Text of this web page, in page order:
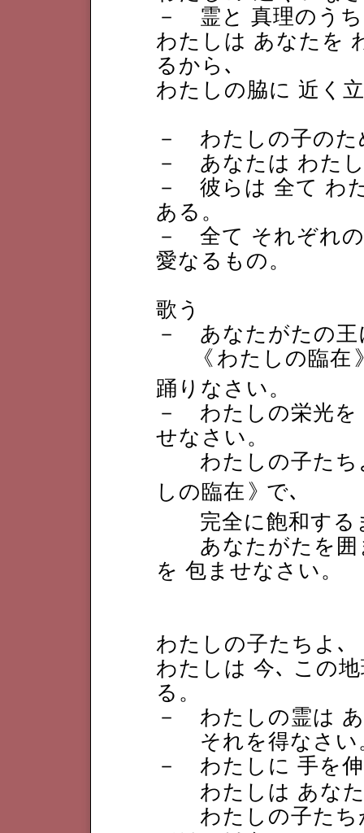
－ 霊と 真理のう
わたしは あなたを
るから､
わたしの脇に 近く
－ わたしの子のた
－ あなたは わた
－ 彼らは 全て わ
ある。
－ 全て それぞれ
愛なるもの。
歌う
－ あなたがたの王
《 わたしの臨在
踊りなさい。
－ わたしの栄光を
せなさい。
わたしの子たち
しの臨在 》で､
完全に飽和する
あなたがたを囲
を 包ませなさい。
わたしの子たちよ､
わたしは 今､ この
る。
－ わたしの霊は
それを得なさい
－ わたしに 手を
わたしは あなた
わたしの子たち